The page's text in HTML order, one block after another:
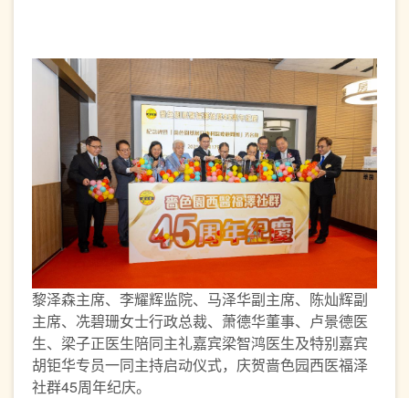
黎泽森主席、李耀辉监院、马泽华副主席、陈灿辉副
主席、冼碧珊女士行政总裁、萧德华董事、卢景德医
生、梁子正医生陪同主礼嘉宾梁智鸿医生及特别嘉宾
胡钜华专员一同主持启动仪式，庆贺啬色园西医福泽
社群45周年纪庆。